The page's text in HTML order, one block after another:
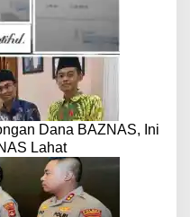
Dana BAZNAS, Ini
Lahat